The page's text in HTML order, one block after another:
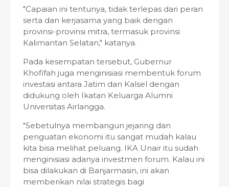
"Capaian ini tentunya, tidak terlepas dari peran
serta dan kerjasama yang baik dengan
provinsi-provinsi mitra, termasuk provinsi
Kalimantan Selatan," katanya.
Pada kesempatan tersebut, Gubernur
Khofifah juga menginisiasi membentuk forum
investasi antara Jatim dan Kalsel dengan
didukung oleh Ikatan Keluarga Alumni
Universitas Airlangga.
"Sebetulnya membangun jejaring dan
penguatan ekonomi itu sangat mudah kalau
kita bisa melihat peluang. IKA Unair itu sudah
menginisiasi adanya investmen forum. Kalau ini
bisa dilakukan di Banjarmasin, ini akan
memberikan nilai strategis bagi